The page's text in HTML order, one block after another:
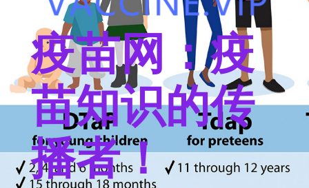
疫苗网：疫
苗知识的传
播者！